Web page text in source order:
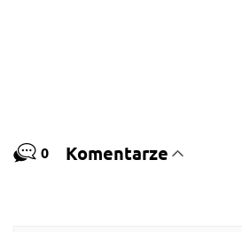
0 Komentarze